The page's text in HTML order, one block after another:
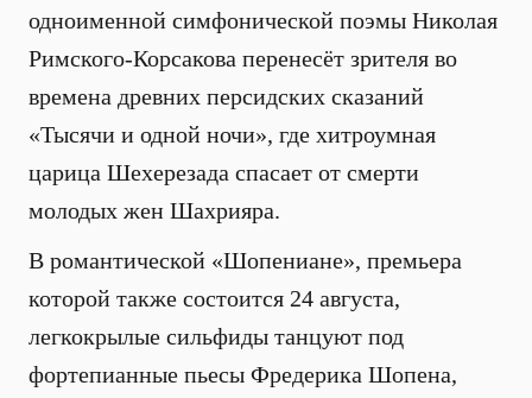
одноименной симфонической поэмы Николая
Римского-Корсакова перенесёт зрителя во
времена древних персидских сказаний
«Тысячи и одной ночи», где хитроумная
царица Шехерезада спасает от смерти
молодых жен Шахрияра.
В романтической «Шопениане», премьера
которой также состоится 24 августа,
легкокрылые сильфиды танцуют под
фортепианные пьесы Фредерика Шопена,